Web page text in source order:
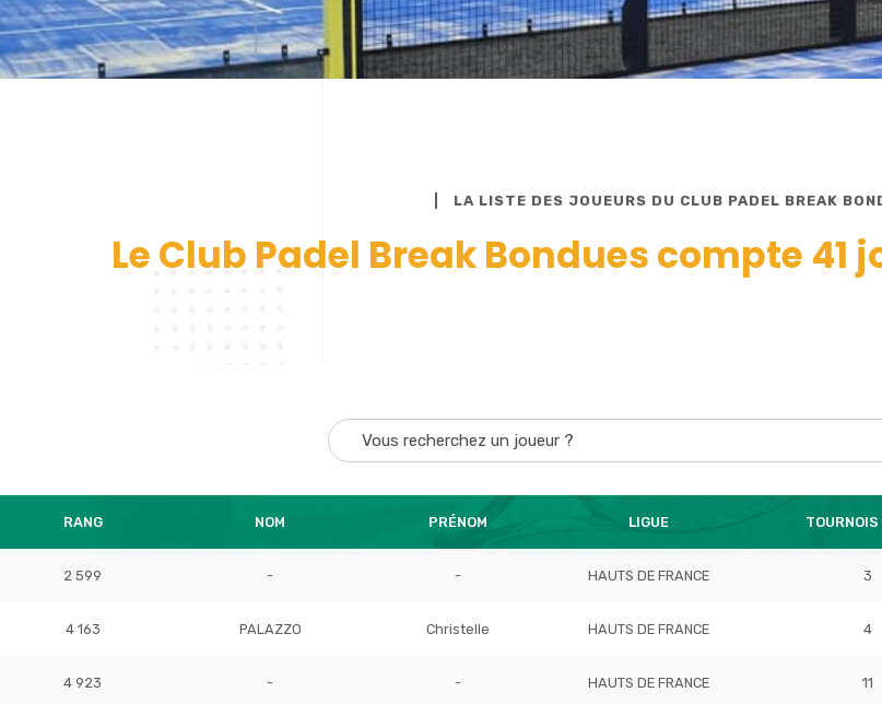
LA LISTE DES JOUEURS DU CLUB PADEL BREAK
Le Club Padel Break Bondues compte 41
RANG NOM PRÉNOM LIGUE
2 599 - - HAUTS DE FRANCE 3
4 163 PALAZZO Christelle HAUTS DE FRANCE 4
4 923 - - HAUTS DE FRANCE 11